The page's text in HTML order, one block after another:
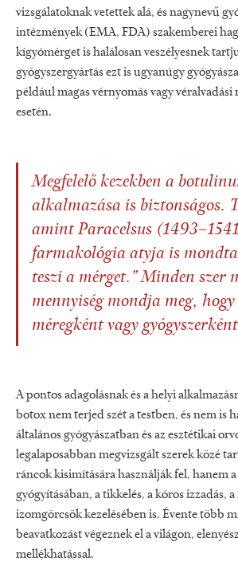
vizsgálatoknak vetettek alá, és nagynevű
intézmények (EMA, FDA) szakemberei
kígyómérget is halálosan veszélyesnek
gyógyszergyártás ezt is ugyanúgy
például magas vérnyomás vagy véralvadási
esetén.
Megfelelő kezekben a
alkalmazása is biztonságos.
amint Paracelsus
farmakológia atyja is
teszi a mérget.”Minden szer
mennyiség mondja meg,
méregként vagy
A pontos adagolásnak és a helyi
botox nem terjed szét a testben, és nem is
általános gyógyászatban és az esztétikai
legalaposabban megvizsgált szerek közé
ráncok kisimítására használják fel, hanem
gyógyításában, a tikkelés, a kóros izzadás,
izomgörcsök kezelésében is. Évente több
beavatkozást végeznek el a világon,
mellékhatással.